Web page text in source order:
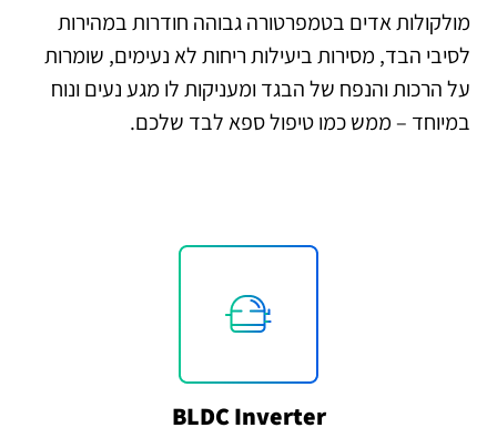
מולקולות אדים בטמפרטורה גבוהה חודרות במהירות
לסיבי הבד, מסירות ביעילות ריחות לא נעימים, שומרות
על הרכות והנפח של הבגד ומעניקות לו מגע נעים ונוח
במיוחד – ממש כמו טיפול ספא לבד שלכם.
BLDC Inverter